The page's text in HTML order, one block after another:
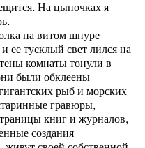
На цыпочках я
на витом шнуре
ее тусклый свет лился на
комнаты тонули в
были обклеены
рыб и морских
гравюры,
книг и журналов,
создания